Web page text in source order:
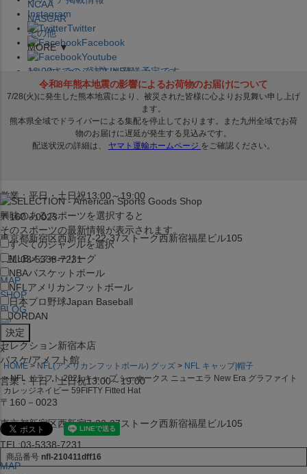
Instagram
Twitter
Facebook
Youtube
セレクション公式LINE@
営業：平日・土日祝13:00～19:00
〒160－0023
東京都新宿区西新宿7-22-37ストーク西新宿福星ビル105
TEL:03-5338-7231
MAP
SHOP
BLOG
セレクション新宿本店
バスケ/アメフト館
営業：平日・土日祝13:00～19:00
〒160－0023
東京都新宿区西新宿7-22-37ストーク西新宿福星ビル105
TEL:03-5338-7231
MAP
NCAA
NASCAR
その他
MORE ▼
12:00までのご注文は発送予定です。
在庫品は 1-3営業日内で発送!! ※お取寄せ商品は対象外
興味のあるスポーツを選択すると
そのスポーツの最新情報が表示されます。
すべてのジャンルを選択
MLBメジャーリーグ
NBAバスケットボール
NFL アメリカンフットボール
日本プロ野球Japan Baseball
JORDAN
x
HOME NFL(アメリカンフットボール) グッズ
NFL キャップ|帽子
NFL ドラフト 2021 キャップ シーホークス ニューエラ New Era グラファイト
カレッジネイビー 59FIFTY Fitted Hat
商品番号 nfl-210411dff16